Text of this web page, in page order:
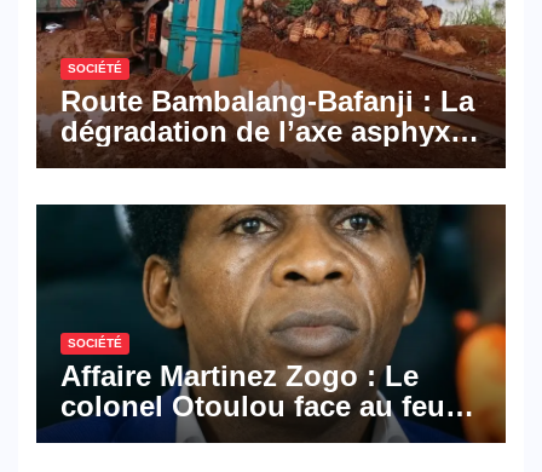
SOCIÉTÉ
Route Bambalang-Bafanji : La
dégradation de l’axe asphyxie
les activités économiques
SOCIÉTÉ
Affaire Martinez Zogo : Le
colonel Otoulou face au feu
croisé des avocats de la